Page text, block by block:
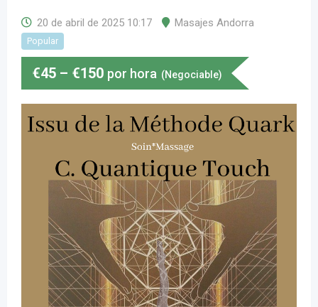
20 de abril de 2025 10:17 Masajes Andorra
Popular
€45 – €150 por hora (Negociable)